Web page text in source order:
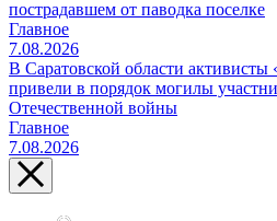
пострадавшем от паводка поселке
Главное
7.08.2026
В Саратовской области
привели в порядок могилы
Отечественной войны
Главное
7.08.2026